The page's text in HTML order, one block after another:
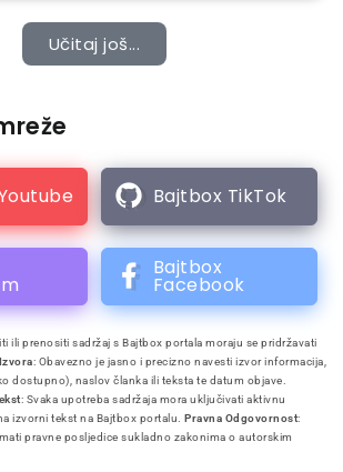
Učitaj još...
Bajtbox TikTok
Bajtbox
Facebook
ili prenositi sadržaj s Bajtbox portala moraju se pridržavati
: Obavezno je jasno i precizno navesti izvor informacija,
dostupno), naslov članka ili teksta te datum objave.
: Svaka upotreba sadržaja mora uključivati aktivnu
izvorni tekst na Bajtbox portalu. Pravna Odgovornost:
pravne posljedice sukladno zakonima o autorskim